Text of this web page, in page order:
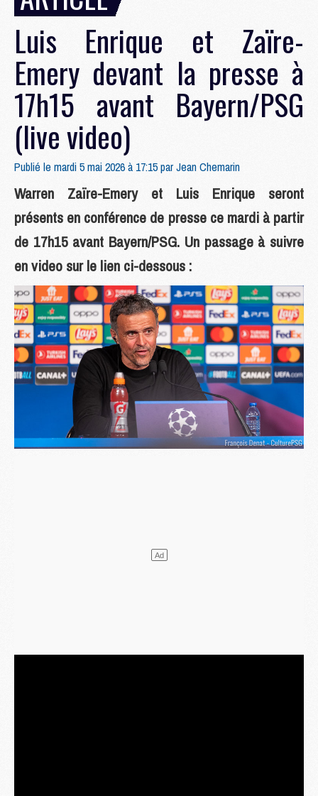
Luis Enrique et Zaïre-
Emery devant la presse à
17h15 avant Bayern/PSG
(live video)
Publié le mardi 5 mai 2026 à 17:15 parJean Chemarin
Warren Zaïre-Emery et Luis Enrique seront
présents en conférence de presse ce mardi à partir
de 17h15 avant Bayern/PSG. Un passage à suivre
en video sur le lien ci-dessous :